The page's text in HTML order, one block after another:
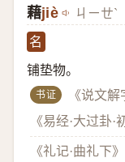
藉jiè ㄐㄧㄝˋ
名
铺垫物。
书证 《说文解
《易经·大过卦·
《礼记·曲礼下》